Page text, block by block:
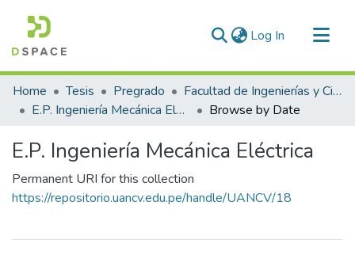
Log In (current)
Communities & Collections
All of DSpace
Home Tesis Pregrado
Facultad de Ingenierías y Ciencias Puras
E.P. Ingeniería Mecánica Eléctrica
Browse by Date
E.P. Ingeniería Mecánica Eléctrica
Permanent URI for this collection
https://repositorio.uancv.edu.pe/handle/UANCV/18